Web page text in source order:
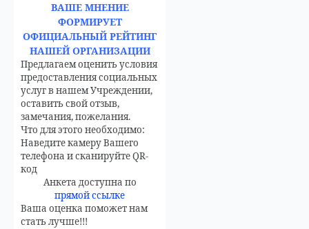
ВАШЕ МНЕНИЕ
ФОРМИРУЕТ
ОФИЦИАЛЬНЫЙ РЕЙТИНГ
НАШЕЙ ОРГАНИЗАЦИИ
Предлагаем оценить условия
предоставления социальных
услуг в нашем Учреждении,
оставить свой отзыв,
замечания, пожелания.
Что для этого необходимо:
Наведите камеру Вашего
телефона и сканируйте QR-
код
Анкета доступна по
прямой ссылке
Ваша оценка поможет нам
стать лучше!!!